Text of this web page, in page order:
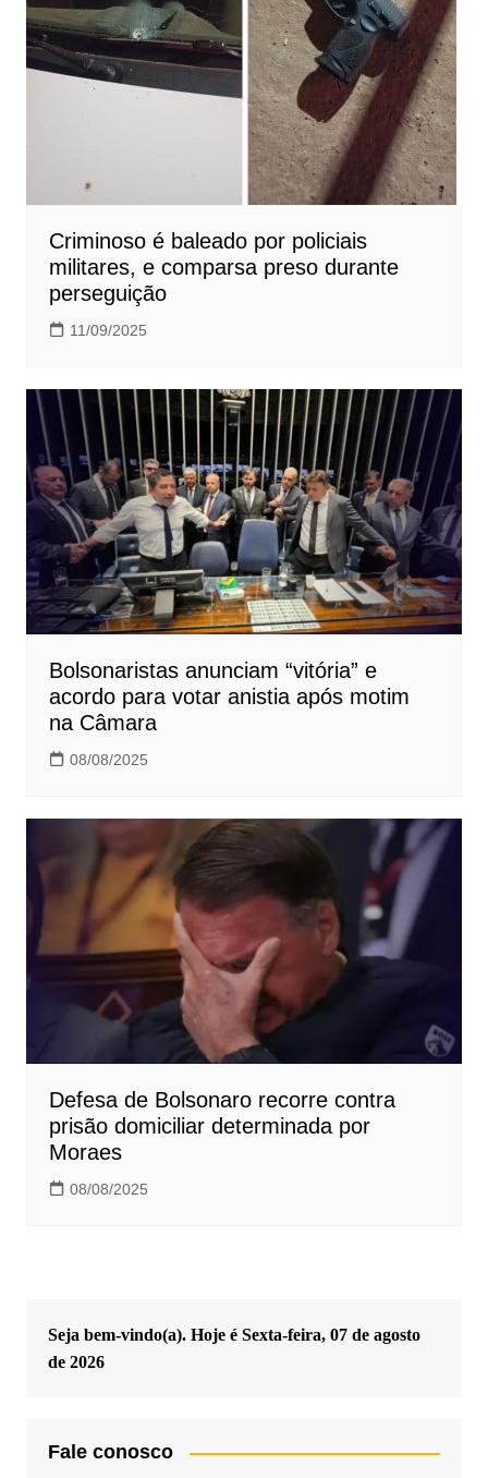
Criminoso é baleado por policiais
militares, e comparsa preso durante
perseguição
11/09/2025
Bolsonaristas anunciam “vitória” e
acordo para votar anistia após motim
na Câmara
08/08/2025
Defesa de Bolsonaro recorre contra
prisão domiciliar determinada por
Moraes
08/08/2025
Seja bem-vindo(a). Hoje é Sexta-feira, 07 de agosto
de 2026
Fale conosco